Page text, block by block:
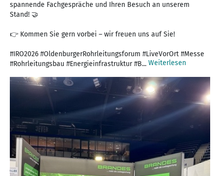
spannende Fachgespräche und Ihren Besuch an unserem
Stand! 🤝
👉 Kommen Sie gern vorbei – wir freuen uns auf Sie!
#IRO2026 #OldenburgerRohrleitungsforum #LiveVorOrt #Messe
#Rohrleitungsbau #Energieinfrastruktur #B... Weiterlesen